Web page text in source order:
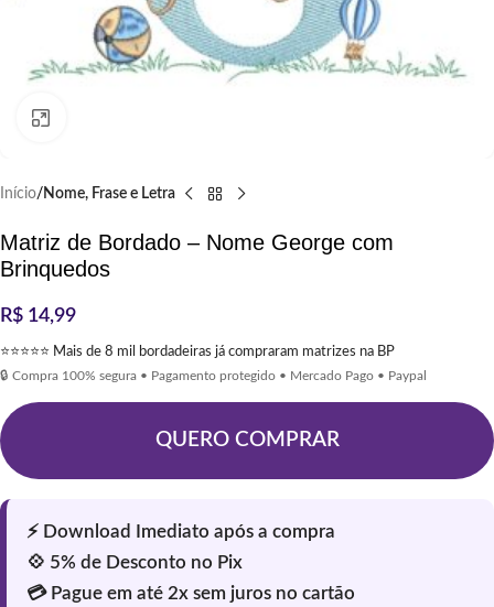
Início Nome, Frase e Letra
Matriz de Bordado – Nome George com
Brinquedos
R$ 14,99
⭐⭐⭐⭐⭐ Mais de 8 mil bordadeiras já compraram matrizes na BP
🔒 Compra 100% segura • Pagamento protegido • Mercado Pago • Paypal
QUERO COMPRAR